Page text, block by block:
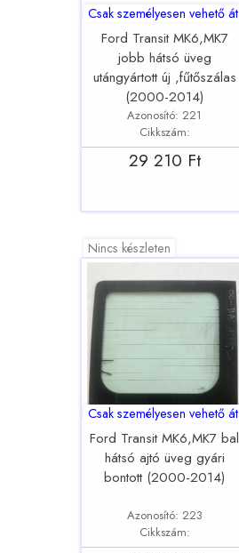
Csak személyesen vehető át
Ford Transit MK6,MK7
jobb hátsó üveg
utángyártott új ,fűtőszálas
(2000-2014)
Azonosító: 221
Cikkszám:
29 210 Ft
Nincs készleten
Csak személyesen vehető át
Ford Transit MK6,MK7 bal
hátsó ajtó üveg gyári
bontott (2000-2014)
Azonosító: 223
Cikkszám: